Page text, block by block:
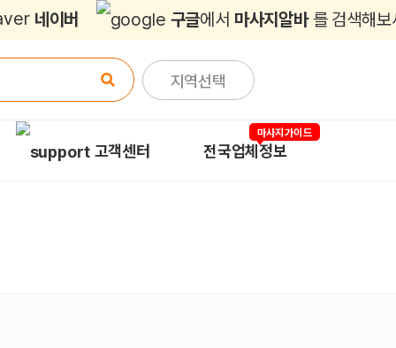
네이버 구글에서 마사지알바 를 검색해보
지역선택
고객센터 전국업체정보
마사지가이드